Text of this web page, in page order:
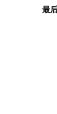
最